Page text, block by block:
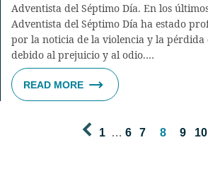
Adventista del Séptimo Día. En los
Adventista del Séptimo Día ha estado
por la noticia de la violencia y la pérdida
debido al prejuicio y al odio.…
READ MORE
1 … 6 7 8 9 10